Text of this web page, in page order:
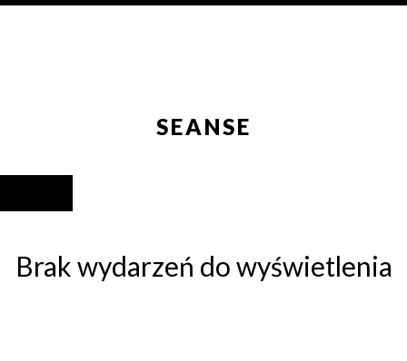
SEANSE
Brak wydarzeń do wyświetlenia